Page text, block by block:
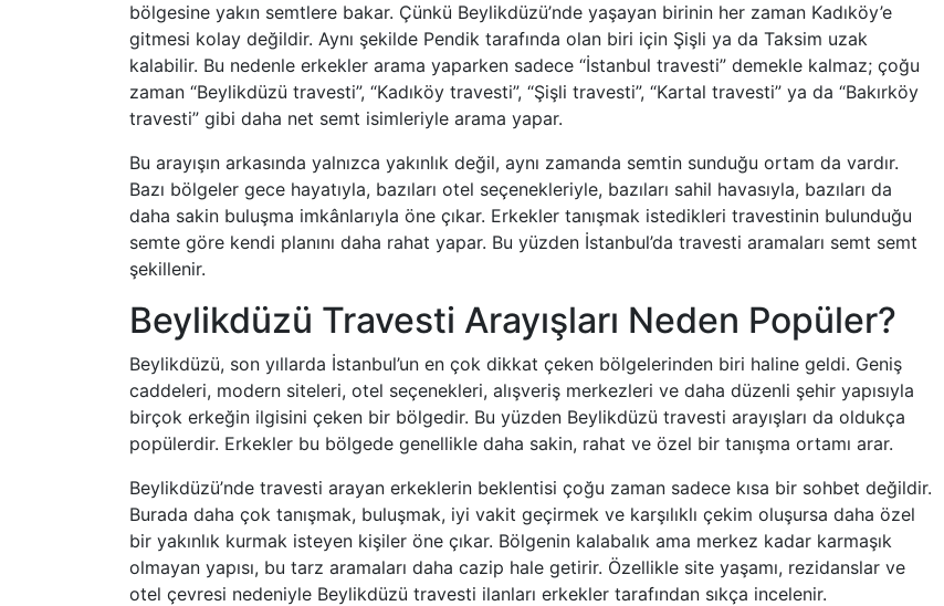
bölgesine yakın semtlere bakar. Çünkü Beylikdüzü’nde yaşayan birinin her zaman Kadıköy’e
gitmesi kolay değildir. Aynı şekilde Pendik tarafında olan biri için Şişli ya da Taksim uzak
kalabilir. Bu nedenle erkekler arama yaparken sadece “İstanbul travesti” demekle kalmaz; çoğu
zaman “Beylikdüzü travesti”, “Kadıköy travesti”, “Şişli travesti”, “Kartal travesti” ya da “Bakırköy
travesti” gibi daha net semt isimleriyle arama yapar.
Bu arayışın arkasında yalnızca yakınlık değil, aynı zamanda semtin sunduğu ortam da vardır.
Bazı bölgeler gece hayatıyla, bazıları otel seçenekleriyle, bazıları sahil havasıyla, bazıları da
daha sakin buluşma imkânlarıyla öne çıkar. Erkekler tanışmak istedikleri travestinin bulunduğu
semte göre kendi planını daha rahat yapar. Bu yüzden İstanbul’da travesti aramaları semt semt
şekillenir.
Beylikdüzü Travesti Arayışları Neden Popüler?
Beylikdüzü, son yıllarda İstanbul’un en çok dikkat çeken bölgelerinden biri haline geldi. Geniş
caddeleri, modern siteleri, otel seçenekleri, alışveriş merkezleri ve daha düzenli şehir yapısıyla
birçok erkeğin ilgisini çeken bir bölgedir. Bu yüzden Beylikdüzü travesti arayışları da oldukça
popülerdir. Erkekler bu bölgede genellikle daha sakin, rahat ve özel bir tanışma ortamı arar.
Beylikdüzü’nde travesti arayan erkeklerin beklentisi çoğu zaman sadece kısa bir sohbet değildir.
Burada daha çok tanışmak, buluşmak, iyi vakit geçirmek ve karşılıklı çekim oluşursa daha özel
bir yakınlık kurmak isteyen kişiler öne çıkar. Bölgenin kalabalık ama merkez kadar karmaşık
olmayan yapısı, bu tarz aramaları daha cazip hale getirir. Özellikle site yaşamı, rezidanslar ve
otel çevresi nedeniyle Beylikdüzü travesti ilanları erkekler tarafından sıkça incelenir.